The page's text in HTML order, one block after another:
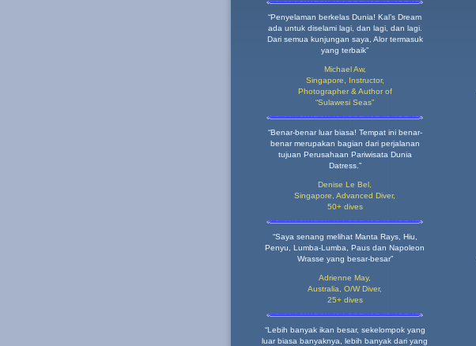
“Penyelaman berkelas Dunia! Kal’s Dream
ada untuk diselami lagi, dan lagi, dan lagi.
Dari semua kunjungan saya, Alor termasuk
yang terbaik”
Michael Aw,
Singapore,
Instructor,
Photographer & Author of
“Sulawesi Seas”
“Benar-benar luar biasa! Tempat ini benar-
benar merupakan bagian dari perjalanan
tujuan Perusahaan Pariwisata Dunia
Datress.”
Denise Le Bel,
Singapore, Advanced Diver,
50+ dives
“Saya senang melihat Manta Rays, Hiu,
Penyu, Lumba-Lumba, Paus dan Napoleon
Wrasse yang besar-besar”
Adrienne May,
Australia, O/W Diver,
25+ dives
“Lebih banyak ikan besar, sekelompok yang
luar biasa banyaknya, lebih banyak dari yang